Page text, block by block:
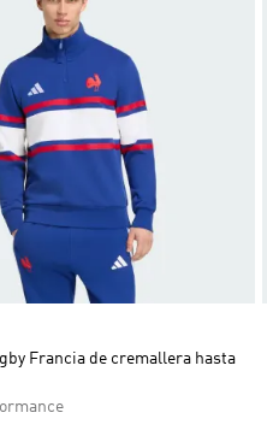
Francia de cremallera hasta